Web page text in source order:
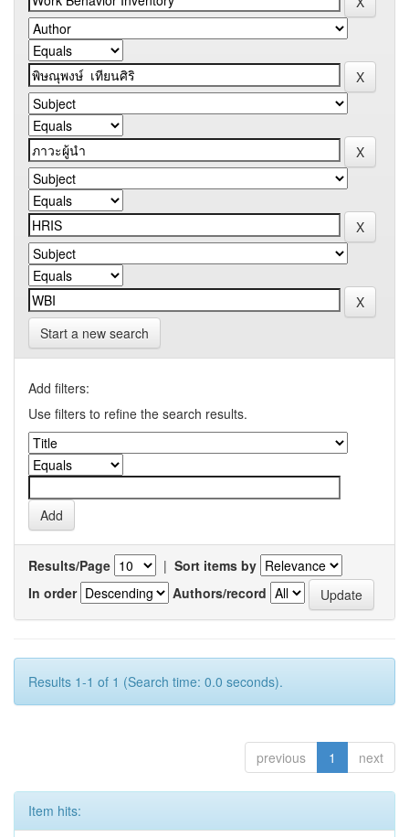
Start a new search
Add filters:
Use filters to refine the search results.
Results/Page | Sort items by
In order
Authors/record
Results 1-1 of 1 (Search time: 0.0 seconds).
previous 1 next
Item hits: